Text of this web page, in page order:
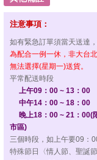
注意事項：
如有緊急訂單須當天送達
為配合一例一休，非大台
無法選擇(星期一)送貨。
平常配送時段
上午09：00 ~ 13：00
中午14：00 ~ 18：00
晚上18：00 ~ 21：00(
市區)
三個時段，如上午要09：
特殊節日〈情人節、聖誕